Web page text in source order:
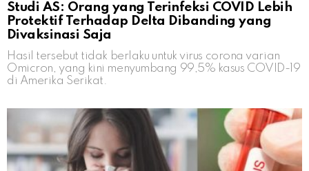
Studi AS: Orang yang Terinfeksi COVID Lebih
Protektif Terhadap Delta Dibanding yang
Divaksinasi Saja
Hasil tersebut tidak berlaku untuk virus corona varian
Omicron, yang kini menyumbang 99,5% kasus COVID-19
di Amerika Serikat.